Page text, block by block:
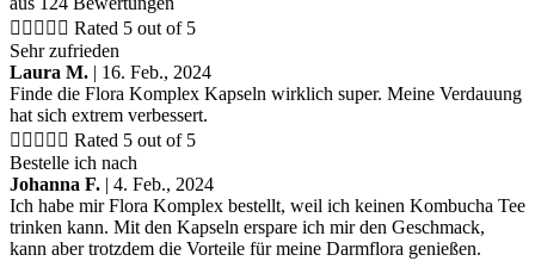
     Rated 5 out of 5
Sehr zufrieden
Laura M. | 16. Feb., 2024
Finde die Flora Komplex Kapseln wirklich super. Meine Verdauung
hat sich extrem verbessert.
     Rated 5 out of 5
Bestelle ich nach
Johanna F. | 4. Feb., 2024
Ich habe mir Flora Komplex bestellt, weil ich keinen Kombucha Tee
trinken kann. Mit den Kapseln erspare ich mir den Geschmack,
kann aber trotzdem die Vorteile für meine Darmflora genießen.